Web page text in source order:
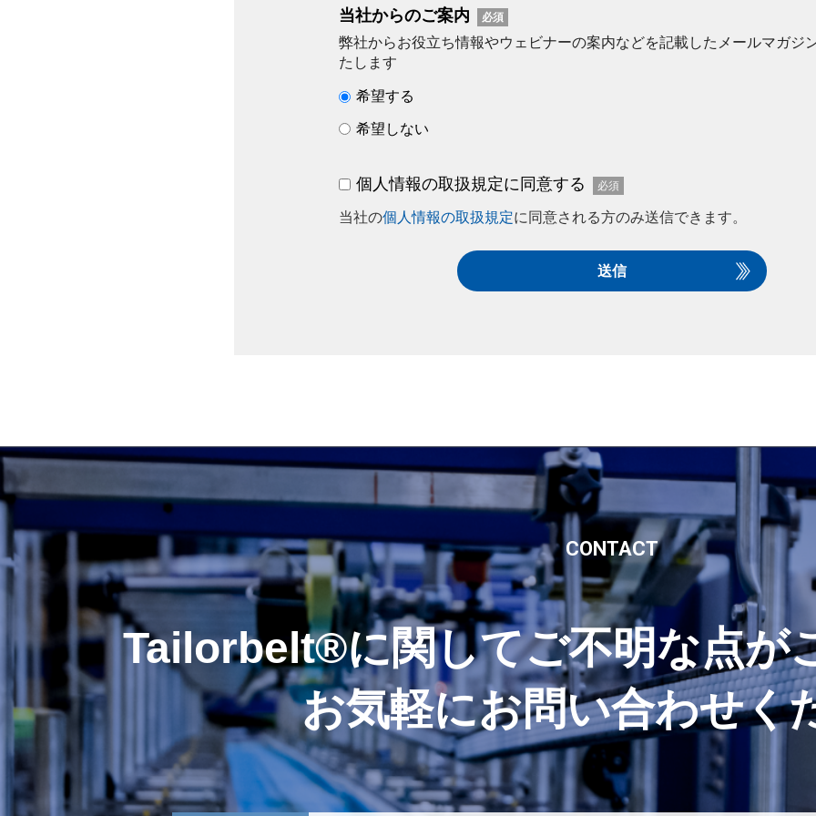
当社からのご案内
弊社からお役立ち情報やウェビナーの案内などを記載したメールマガジ
たします
希望する
希望しない
個人情報の取扱規定に同意する
当社の個人情報の取扱規定に同意される方のみ送信できます。
CONTACT
Tailorbelt®に関してご不明な点が
お気軽にお問い合わせく